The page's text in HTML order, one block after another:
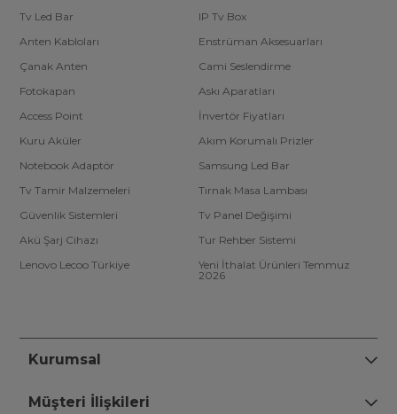
Tv Led Bar
IP Tv Box
Anten Kabloları
Enstrüman Aksesuarları
Çanak Anten
Cami Seslendirme
Fotokapan
Askı Aparatları
Access Point
İnvertör Fiyatları
Kuru Aküler
Akım Korumalı Prizler
Notebook Adaptör
Samsung Led Bar
Tv Tamir Malzemeleri
Tırnak Masa Lambası
Güvenlik Sistemleri
Tv Panel Değişimi
Akü Şarj Cihazı
Tur Rehber Sistemi
Lenovo Lecoo Türkiye
Yeni İthalat Ürünleri Temmuz
2026
Kurumsal
Müşteri İlişkileri